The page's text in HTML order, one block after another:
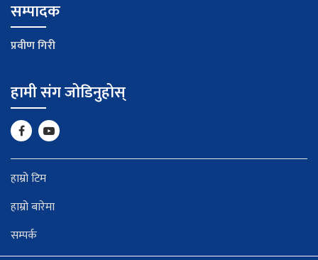
सम्पादक
प्रवीण गिरी
हामी संग जोडिनुहोस्
हाम्रो टिम
हाम्रो बारेमा
सम्पर्क